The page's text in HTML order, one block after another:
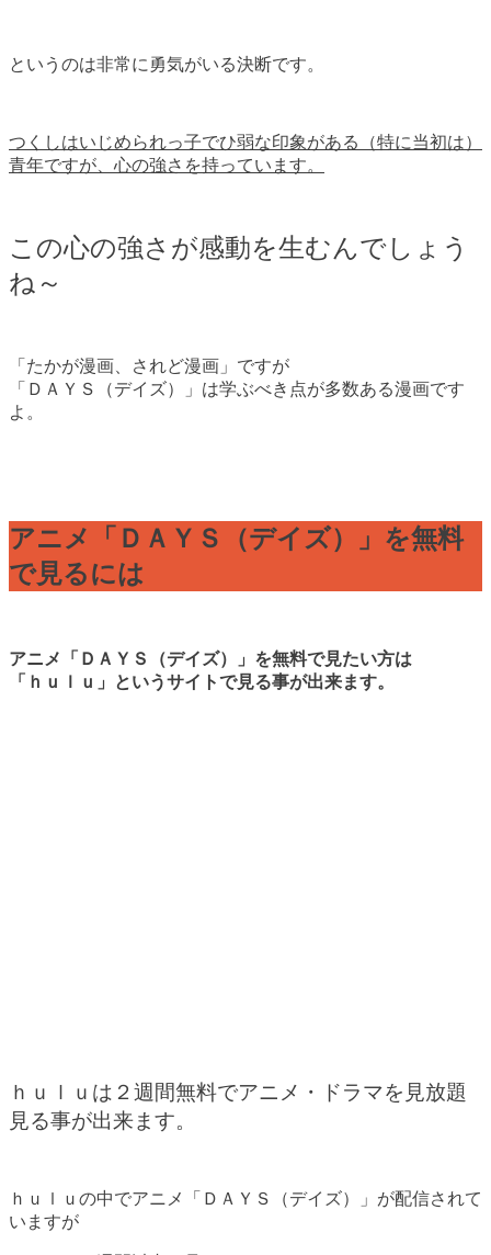
というのは非常に勇気がいる決断です。
つくしはいじめられっ子でひ弱な印象がある（特に当初は）
青年ですが、心の強さを持っています。
この心の強さが感動を生むんでしょう
ね～
「たかが漫画、されど漫画」ですが
「ＤＡＹＳ（デイズ）」は学ぶべき点が多数ある漫画です
よ。
アニメ「ＤＡＹＳ（デイズ）」を無料
で見るには
アニメ「ＤＡＹＳ（デイズ）」を無料で見たい方は
「ｈｕｌｕ」というサイトで見る事が出来ます。
ｈｕｌｕは２週間無料でアニメ・ドラマを見放題
見る事が出来ます。
ｈｕｌｕの中でアニメ「ＤＡＹＳ（デイズ）」が配信されて
いますが